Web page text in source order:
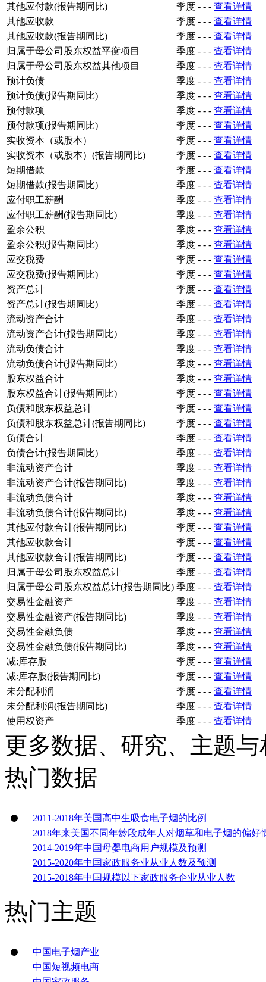
其他应付款(报告期同比)
季度 - - - 查看详情
其他应收款
季度 - - - 查看详情
其他应收款(报告期同比)
季度 - - - 查看详情
归属于母公司股东权益平衡项目
季度 - - - 查看详情
归属于母公司股东权益其他项目
季度 - - - 查看详情
预计负债
季度 - - - 查看详情
预计负债(报告期同比)
季度 - - - 查看详情
预付款项
季度 - - - 查看详情
预付款项(报告期同比)
季度 - - - 查看详情
实收资本（或股本）
季度 - - - 查看详情
实收资本（或股本）(报告期同比)
季度 - - - 查看详情
短期借款
季度 - - - 查看详情
短期借款(报告期同比)
季度 - - - 查看详情
应付职工薪酬
季度 - - - 查看详情
应付职工薪酬(报告期同比)
季度 - - - 查看详情
盈余公积
季度 - - - 查看详情
盈余公积(报告期同比)
季度 - - - 查看详情
应交税费
季度 - - - 查看详情
应交税费(报告期同比)
季度 - - - 查看详情
资产总计
季度 - - - 查看详情
资产总计(报告期同比)
季度 - - - 查看详情
流动资产合计
季度 - - - 查看详情
流动资产合计(报告期同比)
季度 - - - 查看详情
流动负债合计
季度 - - - 查看详情
流动负债合计(报告期同比)
季度 - - - 查看详情
股东权益合计
季度 - - - 查看详情
股东权益合计(报告期同比)
季度 - - - 查看详情
负债和股东权益总计
季度 - - - 查看详情
负债和股东权益总计(报告期同比)
季度 - - - 查看详情
负债合计
季度 - - - 查看详情
负债合计(报告期同比)
季度 - - - 查看详情
非流动资产合计
季度 - - - 查看详情
非流动资产合计(报告期同比)
季度 - - - 查看详情
非流动负债合计
季度 - - - 查看详情
非流动负债合计(报告期同比)
季度 - - - 查看详情
其他应付款合计(报告期同比)
季度 - - - 查看详情
其他应收款合计
季度 - - - 查看详情
其他应收款合计(报告期同比)
季度 - - - 查看详情
归属于母公司股东权益总计
季度 - - - 查看详情
归属于母公司股东权益总计(报告期同比) 季度 - - - 查看详情
交易性金融资产
季度 - - - 查看详情
交易性金融资产(报告期同比)
季度 - - - 查看详情
交易性金融负债
季度 - - - 查看详情
交易性金融负债(报告期同比)
季度 - - - 查看详情
减:库存股
季度 - - - 查看详情
减:库存股(报告期同比)
季度 - - - 查看详情
未分配利润
季度 - - - 查看详情
未分配利润(报告期同比)
季度 - - - 查看详情
使用权资产
季度 - - - 查看详情
更多数据、研究、主题
热门数据
2011-2018年美国高中生吸食电子烟的比例
2018年来美国不同年龄段成年人对烟草和电子烟的偏好
2014-2019年中国母婴电商用户规模及预测
2015-2020年中国家政服务业从业人数及预测
2015-2018年中国规模以下家政服务企业从业人数
热门主题
中国电子烟产业
中国短视频电商